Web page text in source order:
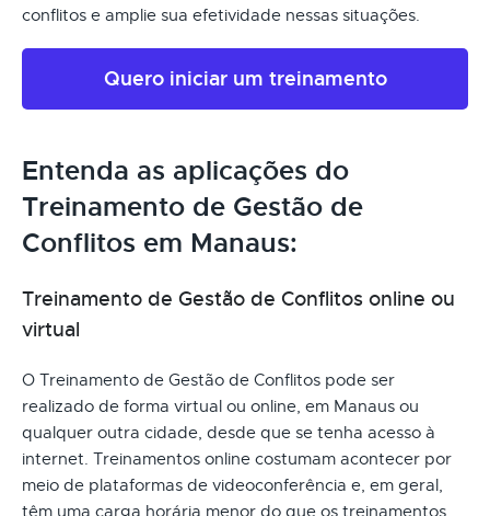
conflitos e amplie sua efetividade nessas situações.
Quero iniciar um treinamento
Entenda as aplicações do
Treinamento de Gestão de
Conflitos em Manaus:
Treinamento de Gestão de Conflitos online ou
virtual
O Treinamento de Gestão de Conflitos pode ser
realizado de forma virtual ou online, em Manaus ou
qualquer outra cidade, desde que se tenha acesso à
internet. Treinamentos online costumam acontecer por
meio de plataformas de videoconferência e, em geral,
têm uma carga horária menor do que os treinamentos